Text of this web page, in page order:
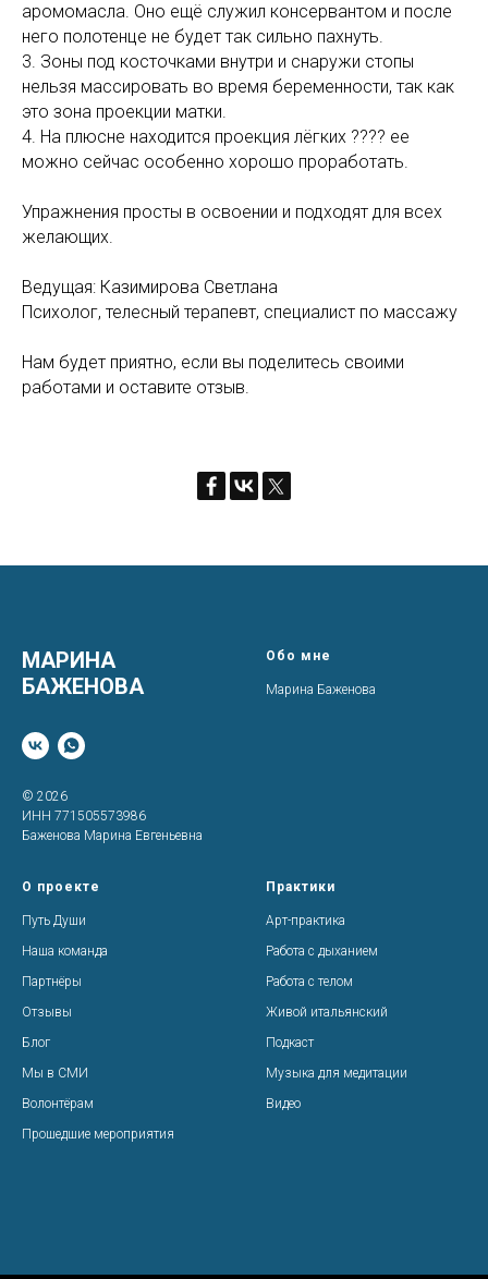
аромомасла. Оно ещё служил консервантом и после
него полотенце не будет так сильно пахнуть.
3. Зоны под косточками внутри и снаружи стопы
нельзя массировать во время беременности, так как
это зона проекции матки.
4. На плюсне находится проекция лёгких ???? ее
можно сейчас особенно хорошо проработать.
Упражнения просты в освоении и подходят для всех
желающих.
Ведущая: Казимирова Светлана
Психолог, телесный терапевт, специалист по массажу
Нам будет приятно, если вы поделитесь своими
работами и оставите отзыв.
МАРИНА
БАЖЕНОВА
© 2026
ИНН 771505573986
Баженова Марина Евгеньевна
Обо мне
Марина Баженова
О проекте
Путь Души
Наша команда
Партнёры
Отзывы
Блог
Мы в СМИ
Волонтёрам
Прошедшие мероприятия
Практики
Арт-практика
Работа с дыханием
Работа с телом
Живой итальянский
Подкаст
Музыка для медитации
Видео